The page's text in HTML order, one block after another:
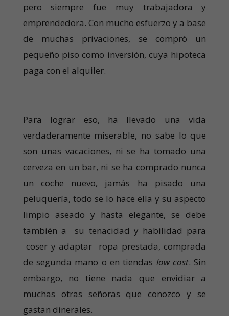
pero siempre fue muy trabajadora y
emprendedora. Con mucho esfuerzo y a base
de muchas privaciones, se compró un
pequeño piso como inversión, cuya hipoteca
paga con el alquiler.
Para lograr eso, ha llevado una vida
verdaderamente miserable, no sabe lo que
son unas vacaciones, ni se ha tomado una
cerveza en un bar, ni se ha comprado nunca
un coche nuevo, jamás ha pisado una
peluquería, todo se lo hace ella y su aspecto
limpio aseado y hasta elegante, se debe
también a su tenacidad y habilidad para
coser y adaptar ropa prestada, comprada
de segunda mano o en tiendas low cost. Sin
embargo, no tiene nada que envidiar a
muchas otras señoras que conozco y se
gastan dinerales.